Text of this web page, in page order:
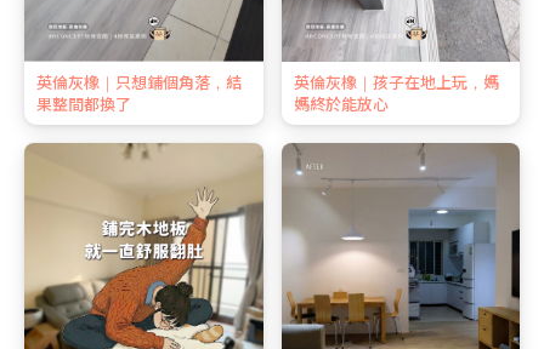
英倫灰橡｜只想鋪個角落，結
果整間都換了
英倫灰橡｜孩子在地上玩，媽
媽終於能放心